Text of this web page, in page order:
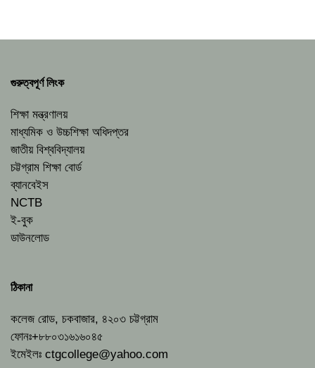
গুরুত্বপূর্ণ লিংক
শিক্ষা মন্ত্রণালয়
মাধ্যমিক ও উচ্চশিক্ষা অধিদপ্তর
জাতীয় বিশ্ববিদ্যালয়
চট্টগ্রাম শিক্ষা বোর্ড
ব্যানবেইস
NCTB
ই-বুক
ডাউনলোড
ঠিকানা
কলেজ রোড, চকবাজার, ৪২০৩ চট্টগ্রাম
ফোনঃ+৮৮০৩১৬১৬০৪৫
ইমেইলঃ ctgcollege@yahoo.com